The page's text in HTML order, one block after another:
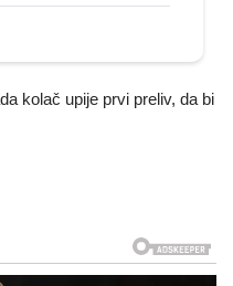
kolač upije prvi preliv, da bi